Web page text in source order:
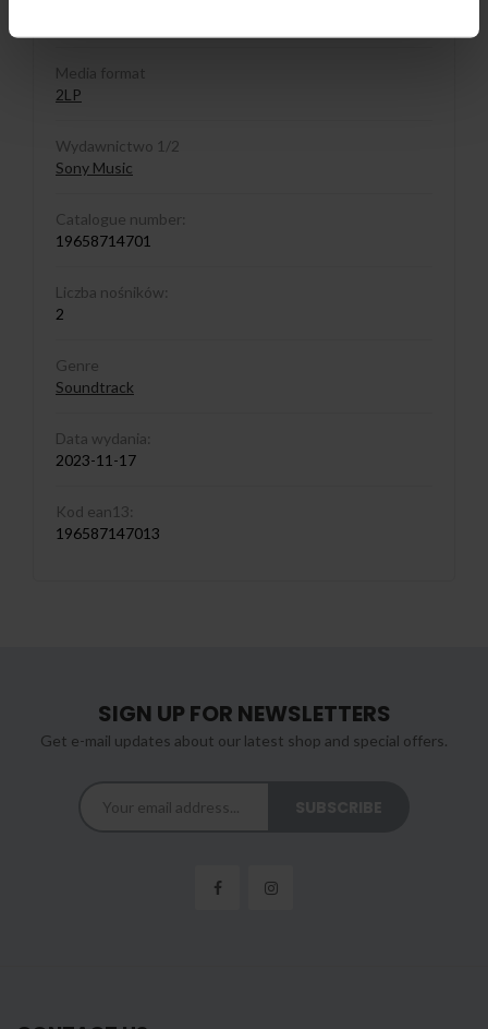
Media format
2LP
Wydawnictwo 1/2
Sony Music
Catalogue number:
19658714701
Liczba nośników:
2
Genre
Soundtrack
Data wydania:
2023-11-17
Kod ean13:
196587147013
SIGN UP FOR NEWSLETTERS
Get e-mail updates about our latest shop and special offers.